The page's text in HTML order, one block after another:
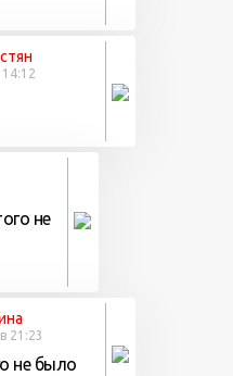
не
21:23
не было